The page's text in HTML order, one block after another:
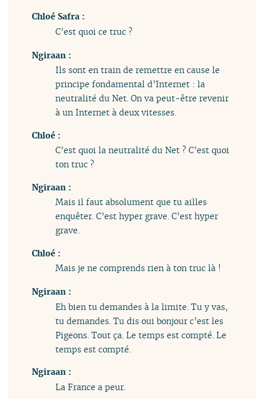
Chloé Safra :
C’est quoi ce truc ?
Ngiraan :
Ils sont en train de remettre en cause le
principe fondamental d’Internet : la
neutralité du Net. On va peut-être revenir
à un Internet à deux vitesses.
Chloé :
C’est quoi la neutralité du Net ? C’est quoi
ton truc ?
Ngiraan :
Mais il faut absolument que tu ailles
enquêter. C’est hyper grave. C’est hyper
grave.
Chloé :
Mais je ne comprends rien à ton truc là !
Ngiraan :
Eh bien tu demandes à la limite. Tu y vas,
tu demandes. Tu dis oui bonjour c’est les
Pigeons. Tout ça. Le temps est compté. Le
temps est compté.
Ngiraan :
La France a peur.